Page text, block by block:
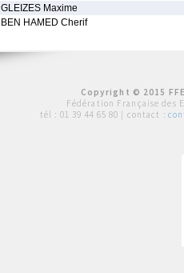
GLEIZES Maxime
BEN HAMED Cherif
Copyright © 2015
Fédération Française des
tél : 01 39 44 65 80 | contact :